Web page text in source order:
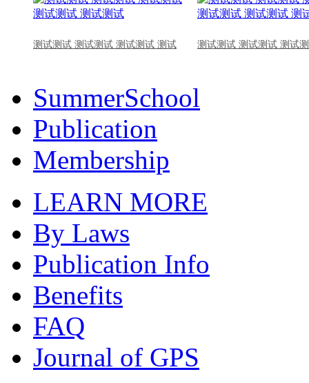
测试测试 测试测试 测试测试 测试 测试测试 测试测试 测试
SummerSchool
Publication
Membership
LEARN MORE
By Laws
Publication Info
Benefits
FAQ
Journal of GPS